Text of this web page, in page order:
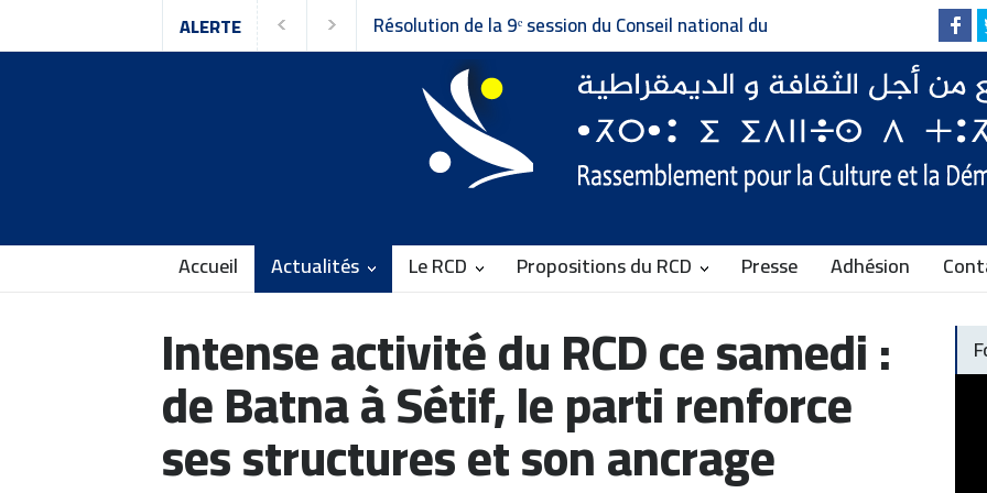
ALERTE Invitation à la presse - دعوة إلى وسائل الإعلام Faire vivre le pluralisme,
Communiqué du RCD
Accueil Actualités Le RCD Propositions du RCD Presse Adhésion
Intense activité du RCD ce samedi :
de Batna à Sétif, le parti renforce
ses structures et son ancrage